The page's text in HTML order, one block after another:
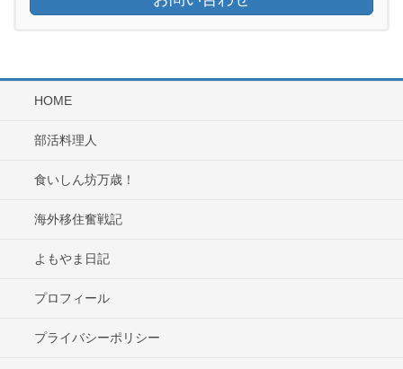
HOME
部活料理人
食いしん坊万歳！
海外移住奮戦記
よもやま日記
プロフィール
プライバシーポリシー